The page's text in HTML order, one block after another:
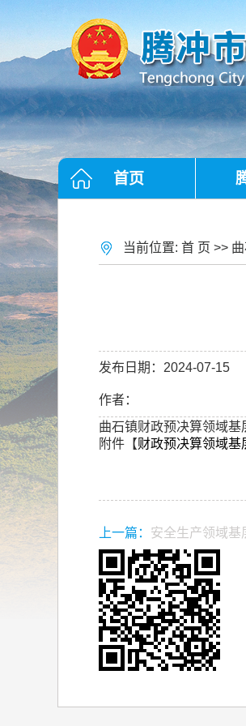
首页
当前位置: 首 页 >>
发布日期：2024-07-15
作者：
曲石镇财政预决算领域基
附件【财政预决算领域
上一篇： 安全生产领域基